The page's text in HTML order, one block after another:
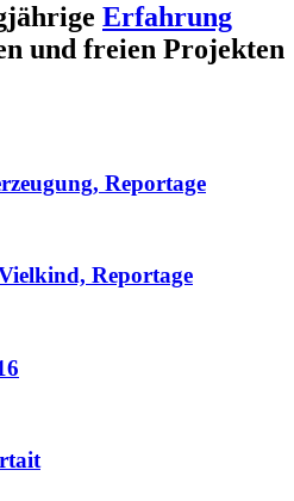
Erfahrung
und freien Projekten
Reportage
Reportage